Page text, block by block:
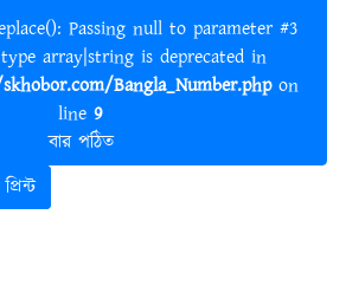
array|string is deprecated in
Bangla_Number.phpon
line 9
বার পঠিত
প্রিন্ট